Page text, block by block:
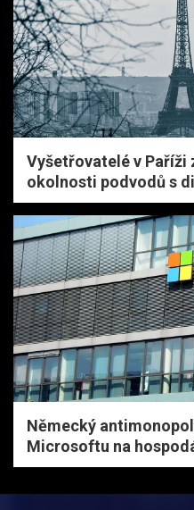
Vyšetřovatelé v Paříži
okolnosti podvodů s
Německý
Microsoftu na